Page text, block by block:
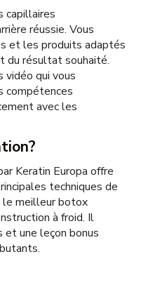
capillaires
réussie. Vous
et les produits adaptés
du résultat souhaité.
vidéo qui vous
compétences
avec les
Keratin Europa offre
techniques de
le meilleur botox
à froid. Il
une leçon bonus